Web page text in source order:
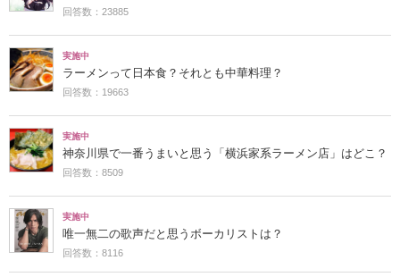
回答数：23885
実施中
ラーメンって日本食？それとも中華料理？
回答数：19663
実施中
神奈川県で一番うまいと思う「横浜家系ラーメン店」はどこ？
回答数：8509
実施中
唯一無二の歌声だと思うボーカリストは？
回答数：8116